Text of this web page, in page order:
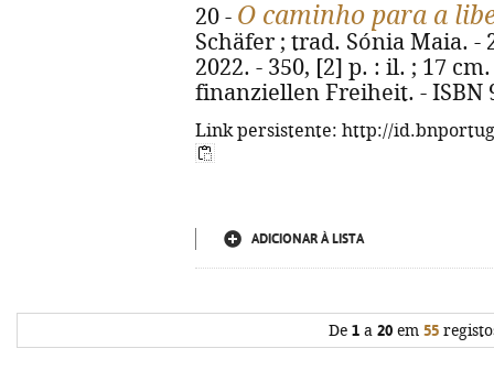
20 - O caminho para a
Schäfer ; trad. Sónia Maia. -
2022. - 350, [2] p. : il. ; 17
finanziellen Freiheit. - ISBN
Link persistente: http://
ADICIONAR À LISTA
De 1a 20em 55